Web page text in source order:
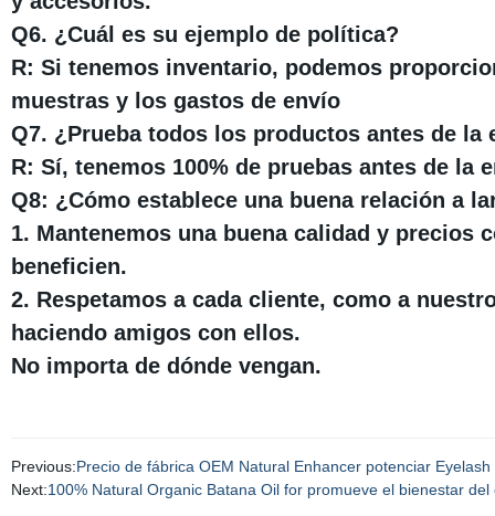
Q6. ¿Cuál es su ejemplo de política?
R: Si tenemos inventario, podemos
muestras y los gastos de envío
Q7. ¿Prueba todos los productos antes de la
R: Sí, tenemos 100% de pruebas antes de la
Q8: ¿Cómo establece una buena relación a
1. Mantenemos una buena calidad y precios
beneficien.
2. Respetamos a cada cliente, como a
haciendo amigos con ellos.
No importa de dónde vengan.
Previous:Precio de fábrica OEM Natural Enhancer potenciar
Next:100% Natural Organic Batana Oil for promueve el bienestar